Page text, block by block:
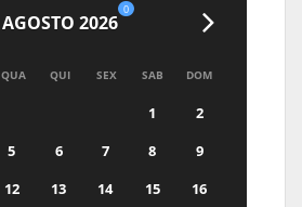
AGOSTO 2026
0
QUA QUI SEX SAB DOM
1
2
5 6 7 8
9
12 13 14 15
16